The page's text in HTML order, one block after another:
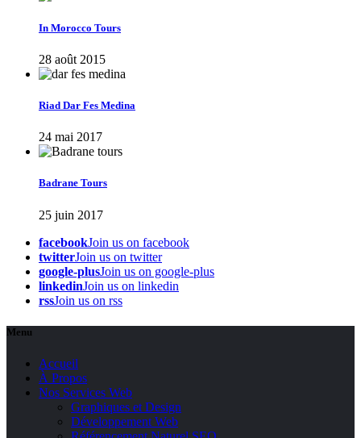
In Morocco Tours
28 août 2015
Riad Dar Fes Medina
24 mai 2017
Badrane Tours
25 juin 2017
facebookJoin us on facebook
twitterJoin us on twitter
google-plusJoin us on google-plus
linkedinJoin us on linkedin
rssJoin us on rss
Menu
Accueil
À Propos
Nos Services Web
Graphiques et Design
Développement Web